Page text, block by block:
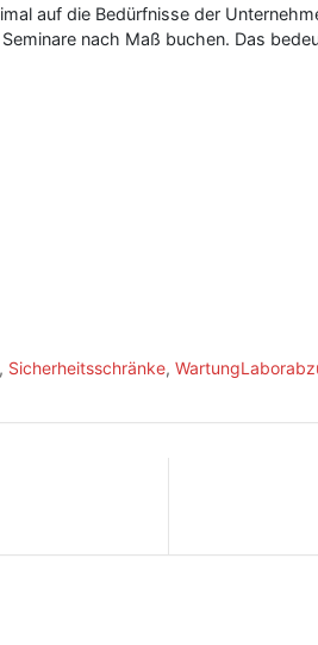
auf die Bedürfnisse der
nach Maß buchen. Das
, Sicherheitsschränke,